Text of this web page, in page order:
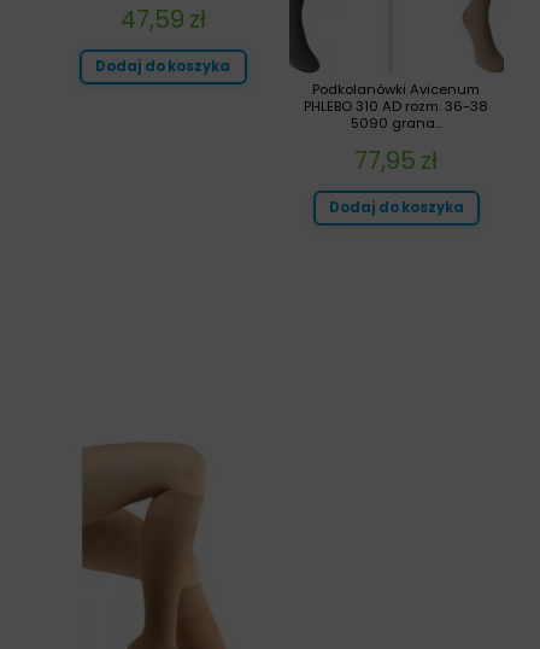
Podkolanówki Avicenum
PHLEBO 310 AD rozm. 36-38
5090 grana...
77,95 zł
Dodaj do koszyka
47,59 zł
Dodaj do koszyka